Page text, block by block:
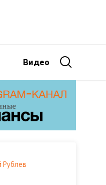
Видео
Рублев